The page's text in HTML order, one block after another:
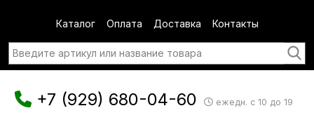
Каталог Оплата Доставка Контакты
+7 (929) 680-04-60 ежедн. с 10 до 19